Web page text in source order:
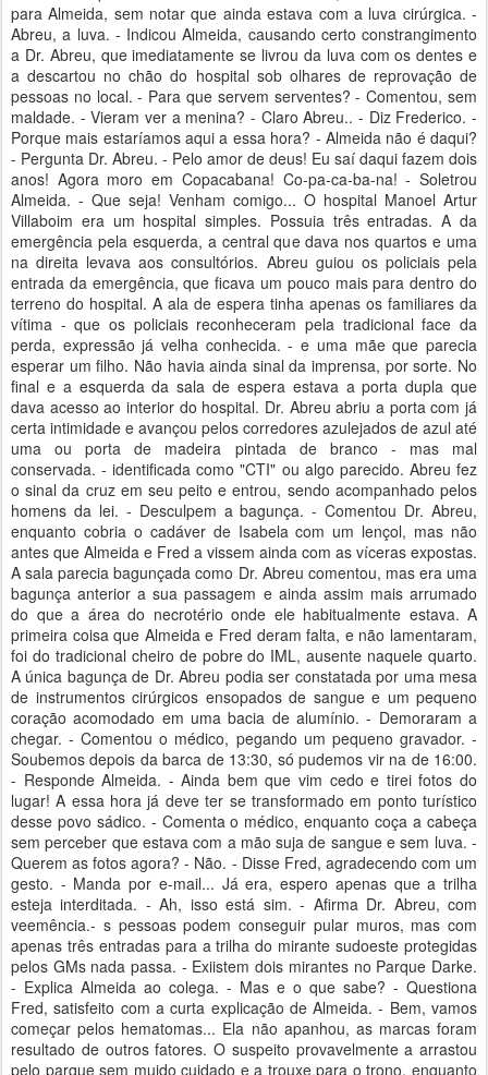
para Almeida, sem notar que ainda estava com a luva cirúrgica. -
Abreu, a luva. - Indicou Almeida, causando certo constrangimento
a Dr. Abreu, que imediatamente se livrou da luva com os dentes e
a descartou no chão do hospital sob olhares de reprovação de
pessoas no local. - Para que servem serventes? - Comentou, sem
maldade. - Vieram ver a menina? - Claro Abreu.. - Diz Frederico. -
Porque mais estaríamos aqui a essa hora? - Almeida não é daqui?
- Pergunta Dr. Abreu. - Pelo amor de deus! Eu saí daqui fazem dois
anos! Agora moro em Copacabana! Co-pa-ca-ba-na! - Soletrou
Almeida. - Que seja! Venham comigo... O hospital Manoel Artur
Villaboim era um hospital simples. Possuia três entradas. A da
emergência pela esquerda, a central que dava nos quartos e uma
na direita levava aos consultórios. Abreu guiou os policiais pela
entrada da emergência, que ficava um pouco mais para dentro do
terreno do hospital. A ala de espera tinha apenas os familiares da
vítima - que os policiais reconheceram pela tradicional face da
perda, expressão já velha conhecida. - e uma mãe que parecia
esperar um filho. Não havia ainda sinal da imprensa, por sorte. No
final e a esquerda da sala de espera estava a porta dupla que
dava acesso ao interior do hospital. Dr. Abreu abriu a porta com já
certa intimidade e avançou pelos corredores azulejados de azul até
uma ou porta de madeira pintada de branco - mas mal
conservada. - identificada como "CTI" ou algo parecido. Abreu fez
o sinal da cruz em seu peito e entrou, sendo acompanhado pelos
homens da lei. - Desculpem a bagunça. - Comentou Dr. Abreu,
enquanto cobria o cadáver de Isabela com um lençol, mas não
antes que Almeida e Fred a vissem ainda com as víceras expostas.
A sala parecia bagunçada como Dr. Abreu comentou, mas era uma
bagunça anterior a sua passagem e ainda assim mais arrumado
do que a área do necrotério onde ele habitualmente estava. A
primeira coisa que Almeida e Fred deram falta, e não lamentaram,
foi do tradicional cheiro de pobre do IML, ausente naquele quarto.
A única bagunça de Dr. Abreu podia ser constatada por uma mesa
de instrumentos cirúrgicos ensopados de sangue e um pequeno
coração acomodado em uma bacia de alumínio. - Demoraram a
chegar. - Comentou o médico, pegando um pequeno gravador. -
Soubemos depois da barca de 13:30, só pudemos vir na de 16:00.
- Responde Almeida. - Ainda bem que vim cedo e tirei fotos do
lugar! A essa hora já deve ter se transformado em ponto turístico
desse povo sádico. - Comenta o médico, enquanto coça a cabeça
sem perceber que estava com a mão suja de sangue e sem luva. -
Querem as fotos agora? - Não. - Disse Fred, agradecendo com um
gesto. - Manda por e-mail... Já era, espero apenas que a trilha
esteja interditada. - Ah, isso está sim. - Afirma Dr. Abreu, com
veemência.- s pessoas podem conseguir pular muros, mas com
apenas três entradas para a trilha do mirante sudoeste protegidas
pelos GMs nada passa. - Exiistem dois mirantes no Parque Darke.
- Explica Almeida ao colega. - Mas e o que sabe? - Questiona
Fred, satisfeito com a curta explicação de Almeida. - Bem, vamos
começar pelos hematomas... Ela não apanhou, as marcas foram
resultado de outros fatores. O suspeito provavelmente a arrastou
pelo parque sem muido cuidado e a trouxe para o trono, enquanto